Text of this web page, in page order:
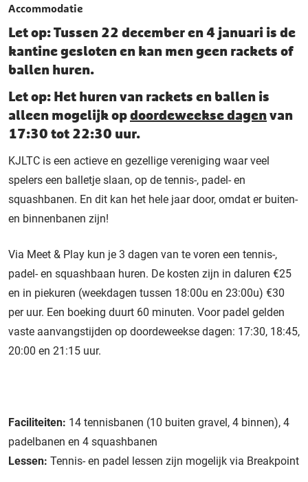
Accommodatie
Let op: Tussen 22 december en 4 januari is de
kantine gesloten en kan men geen rackets of
ballen huren.
Let op: Het huren van rackets en ballen is
alleen mogelijk op doordeweekse dagen van
17:30 tot 22:30 uur.
KJLTC is een actieve en gezellige vereniging waar veel
spelers een balletje slaan, op de tennis-, padel- en
squashbanen. En dit kan het hele jaar door, omdat er buiten-
en binnenbanen zijn!
Via Meet & Play kun je 3 dagen van te voren een tennis-,
padel- en squashbaan huren. De kosten zijn in daluren €25
en in piekuren (weekdagen tussen 18:00u en 23:00u) €30
per uur. Een boeking duurt 60 minuten. Voor padel gelden
vaste aanvangstijden op doordeweekse dagen: 17:30, 18:45,
20:00 en 21:15 uur.
Faciliteiten: 14 tennisbanen (10 buiten gravel, 4 binnen), 4
padelbanen en 4 squashbanen
Lessen: Tennis- en padel lessen zijn mogelijk via Breakpoint